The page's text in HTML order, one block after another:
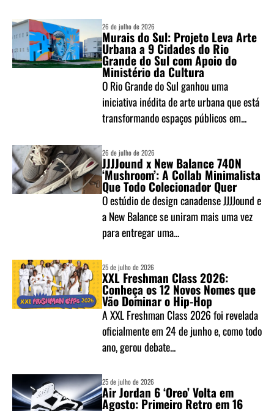
26 de julho de 2026
Murais do Sul: Projeto Leva Arte
Urbana a 9 Cidades do Rio
Grande do Sul com Apoio do
Ministério da Cultura
O Rio Grande do Sul ganhou uma
iniciativa inédita de arte urbana que está
transformando espaços públicos em...
26 de julho de 2026
JJJJound x New Balance 740N
‘Mushroom’: A Collab Minimalista
Que Todo Colecionador Quer
O estúdio de design canadense JJJJound e
a New Balance se uniram mais uma vez
para entregar uma...
25 de julho de 2026
XXL Freshman Class 2026:
Conheça os 12 Novos Nomes que
Vão Dominar o Hip-Hop
A XXL Freshman Class 2026 foi revelada
oficialmente em 24 de junho e, como todo
ano, gerou debate...
25 de julho de 2026
Air Jordan 6 ‘Oreo’ Volta em
Agosto: Primeiro Retro em 16